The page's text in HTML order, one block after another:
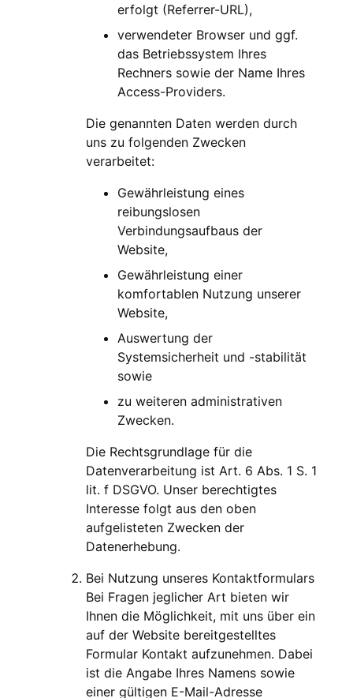
erfolgt (Referrer-URL),
verwendeter Browser und ggf.
das Betriebssystem Ihres
Rechners sowie der Name Ihres
Access-Providers.
Die genannten Daten werden durch
uns zu folgenden Zwecken
verarbeitet:
Gewährleistung eines
reibungslosen
Verbindungsaufbaus der
Website,
Gewährleistung einer
komfortablen Nutzung unserer
Website,
Auswertung der
Systemsicherheit und -stabilität
sowie
zu weiteren administrativen
Zwecken.
Die Rechtsgrundlage für die
Datenverarbeitung ist Art. 6 Abs. 1 S. 1
lit. f DSGVO. Unser berechtigtes
Interesse folgt aus den oben
aufgelisteten Zwecken der
Datenerhebung.
Bei Nutzung unseres Kontaktformulars
Bei Fragen jeglicher Art bieten wir
Ihnen die Möglichkeit, mit uns über ein
auf der Website bereitgestelltes
Formular Kontakt aufzunehmen. Dabei
ist die Angabe Ihres Namens sowie
einer gültigen E-Mail-Adresse